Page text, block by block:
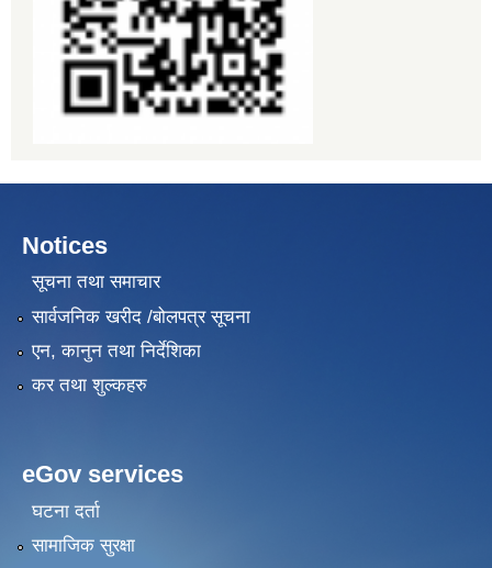
Notices
सूचना तथा समाचार
सार्वजनिक खरीद /बोलपत्र सूचना
एन, कानुन तथा निर्देशिका
कर तथा शुल्कहरु
eGov services
घटना दर्ता
सामाजिक सुरक्षा